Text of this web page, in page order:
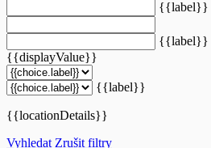
{{label}}
{{label}}
{{displayValue}}
{{label}}
{{locationDetails}}
Vyhledat Zrušit filtry